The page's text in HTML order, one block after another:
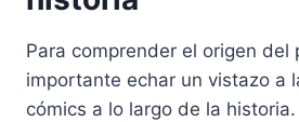
Para comprender el origen del
importante echar un vistazo a
cómics a lo largo de la